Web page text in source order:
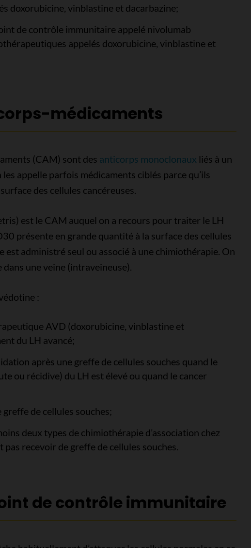
doxorubicine, vinblastine et dacarbazine;
de contrôle immunitaire appelé nivolumab
appelés doxorubicine, vinblastine et
médicaments
(CAM) sont des anticorps monoclonaux liés à un
appelle parfois médicaments ciblés parce qu’ils
des cellules cancéreuses.
est le CAM auquel on a recours pour traiter le LH
présente en grande quantité à la surface des cellules
est administré seul ou associé à une chimiothérapie. On
dans une veine (intraveineuse).
:
AVD (doxorubicine, vinblastine et
du LH avancé;
après une greffe de cellules souches quand le
ou récidive) du LH est élevé ou quand le cancer
de cellules souches;
deux types de chimiothérapie d’association chez
pas recevoir de greffe de cellules souches.
de contrôle immunitaire